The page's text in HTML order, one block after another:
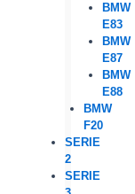
BMW
E83
BMW
E87
BMW
E88
BMW
F20
SERIE
2
SERIE